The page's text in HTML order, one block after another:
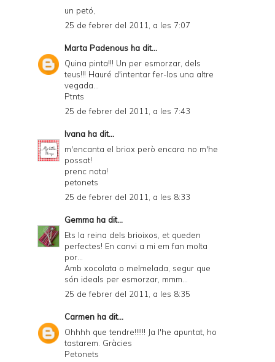
un petó,
25 de febrer del 2011, a les 7:07
Marta Padenous ha dit...
Quina pinta!!! Un per esmorzar, dels
teus!!! Hauré d'intentar fer-los una altre
vegada...
Ptnts
25 de febrer del 2011, a les 7:43
Ivana ha dit...
m'encanta el briox però encara no m'he
possat!
prenc nota!
petonets
25 de febrer del 2011, a les 8:33
Gemma ha dit...
Ets la reina dels brioixos, et queden
perfectes! En canvi a mi em fan molta
por...
Amb xocolata o melmelada, segur que
són ideals per esmorzar, mmm...
25 de febrer del 2011, a les 8:35
Carmen ha dit...
Ohhhh que tendre!!!!!! Ja l'he apuntat, ho
tastarem. Gràcies
Petonets